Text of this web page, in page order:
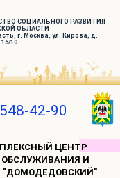
СОЦИАЛЬНОГО РАЗВИТИЯ
ОБЛАСТИ
г. Москва, ул. Кирова, д.
16/10
42-90
ЦЕНТР
И
"ДОМОДЕДОВСКИЙ"